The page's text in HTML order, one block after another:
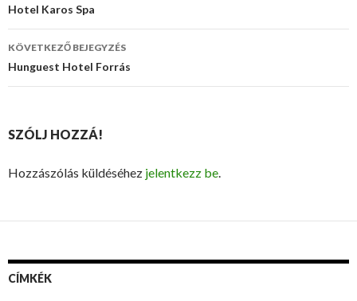
Bejegyzés
navigáció
Hotel Karos Spa
KÖVETKEZŐ BEJEGYZÉS
Hunguest Hotel Forrás
SZÓLJ HOZZÁ!
Hozzászólás küldéséhez jelentkezz be.
CÍMKÉK